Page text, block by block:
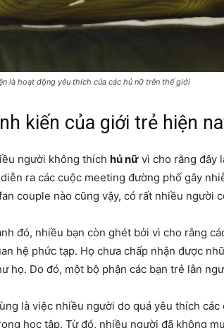
là hoạt động yêu thích của các hủ nữ trên thế giới
kiến của giới trẻ hiện
người không thích hủ nữ vì cho rằng đây
ra các cuộc meeting đường phố gây
couple nào cũng vậy, có rất nhiều người
đó, nhiều bạn còn ghét bởi vì cho rằng
hệ phức tạp. Họ chưa chấp nhận được
họ. Do đó, một bộ phận các bạn trẻ lẫn
là việc nhiều người do quá yêu thích
học tập. Từ đó, nhiều người đã không